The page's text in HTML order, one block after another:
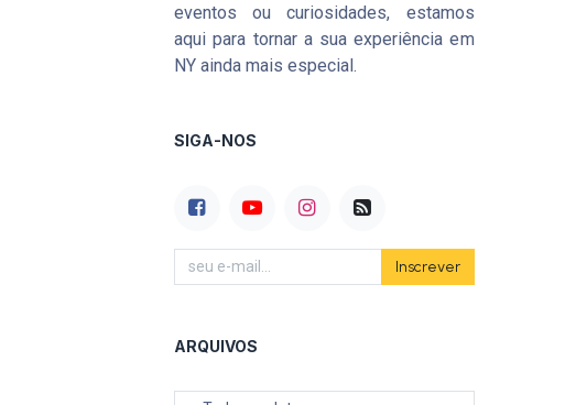
eventos ou curiosidades, estamos
aqui para tornar a sua experiência em
NY ainda mais especial.
SIGA-NOS
Inscrever
ARQUIVOS